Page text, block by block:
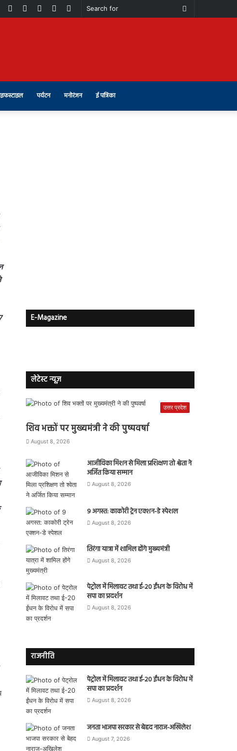
Search
Switch
Telegram
Instagram
Youtube
Facebook
पर्यटन मनोरंजन ई पत्रिका
E-Magazine
लेटेस्ट न्यूज़
उत्तर प्रदेश
शिव भक्तों पर मुख्यमंत्री ने की पुष्पवर्षा
August 8, 2026
आजीविका मिशन से मिला प्रशिक्षण तो श्वेता ने
अर्जित किया सम्मान
August 8, 2026
9 अगस्त: काकोरी ट्रेन एक्शन-डे स्पेशल
August 8, 2026
तिरंगा यात्रा में शामिल होंगे मुख्यमंत्री
August 8, 2026
पेट्रोल में मिलावट तथा ई-20 ईंधन के विरोध में
सपा का प्रदर्शन
August 8, 2026
राजनीति
पेट्रोल में मिलावट तथा ई-20 ईंधन के विरोध में
सपा का प्रदर्शन
August 8, 2026
जनता भाजपा सरकार से बेहद नाराज-अखिलेश
August 7, 2026